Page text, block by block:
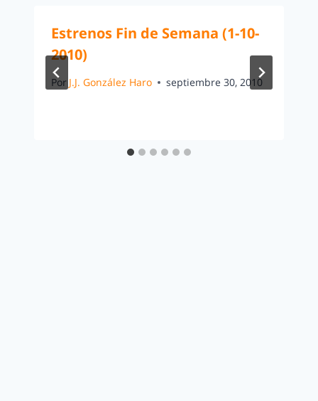
Estrenos Fin de Semana (1-10-
2010)
Por J.J. González Haro septiembre 30, 2010